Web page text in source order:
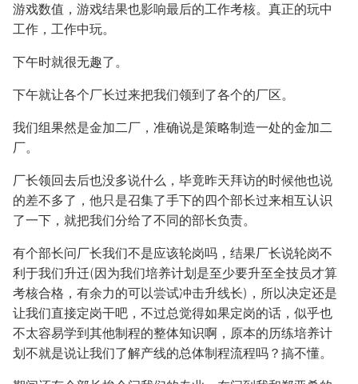
游戏数值，游戏结果也影响最后的工作考核。真正的玩中
工作，工作中玩。
下午时就很无趣了。
下午就让各个厂长过来把我们领到了各个的厂区。
我们组果然是金加二厂，准确说是策略制造一处的金加二
厂。
厂长领回去后也没多说什么，毕竟昨天拜访的时候他也说
的差不多了，他只是召集了手下的四个部长过来相互认识
了一下，就把我们分给了不同的部长负责。
有个部长问厂长我们不是应该轮岗吗，结果厂长说轮岗不
利于我们升迁(因为我们培养计划是至少要升至全技员才算
考核合格，有余力的可以尝试冲击升线长)，所以决定还是
让我们直接定岗干吧，不过总觉得如果定岗的话，似乎也
不太容易学到其他制程的整体知识啊，原本的历练培养计
划不就是说让我们了解产线的总体制程流程吗？搞不懂。